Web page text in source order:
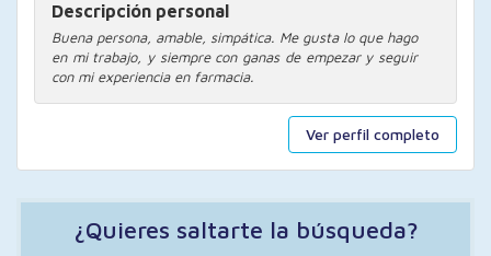
Ver perfil completo
Descripción personal
Buena persona, amable, simpática. Me gusta lo que hago
en mi trabajo, y siempre con ganas de empezar y seguir
con mi experiencia en farmacia.
¿Quieres saltarte la búsqueda?